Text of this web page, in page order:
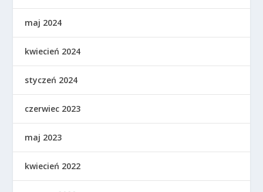
maj 2024
kwiecień 2024
styczeń 2024
czerwiec 2023
maj 2023
kwiecień 2022